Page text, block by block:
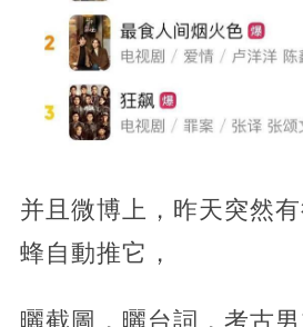
并且微博上，昨天突然
蜂自動推它，
曬截圖，曬台詞，考古男